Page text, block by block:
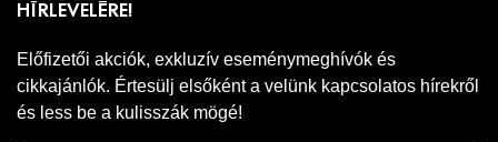
HÍRLEVELÉRE!
Előfizetői akciók, exkluzív eseménymeghívók és
cikkajánlók. Értesülj elsőként a velünk kapcsolatos hírekről
és less be a kulisszák mögé!